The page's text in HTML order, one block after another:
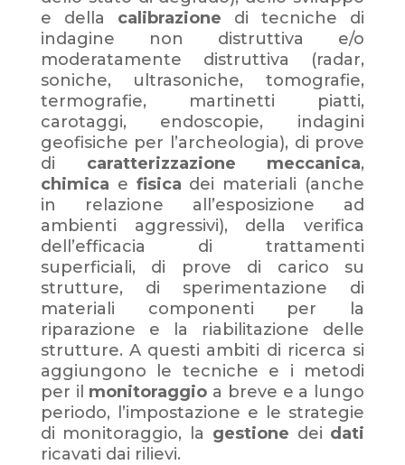
e della calibrazione di tecniche di
indagine non distruttiva e/o
moderatamente distruttiva (radar,
soniche, ultrasoniche, tomografie,
termografie, martinetti piatti,
carotaggi, endoscopie, indagini
geofisiche per l’archeologia), di prove
di caratterizzazione meccanica,
chimica e fisica dei materiali (anche
in relazione all’esposizione ad
ambienti aggressivi), della verifica
dell’efficacia di trattamenti
superficiali, di prove di carico su
strutture, di sperimentazione di
materiali componenti per la
riparazione e la riabilitazione delle
strutture. A questi ambiti di ricerca si
aggiungono le tecniche e i metodi
per il monitoraggio a breve e a lungo
periodo, l’impostazione e le strategie
di monitoraggio, la gestione dei dati
ricavati dai rilievi.